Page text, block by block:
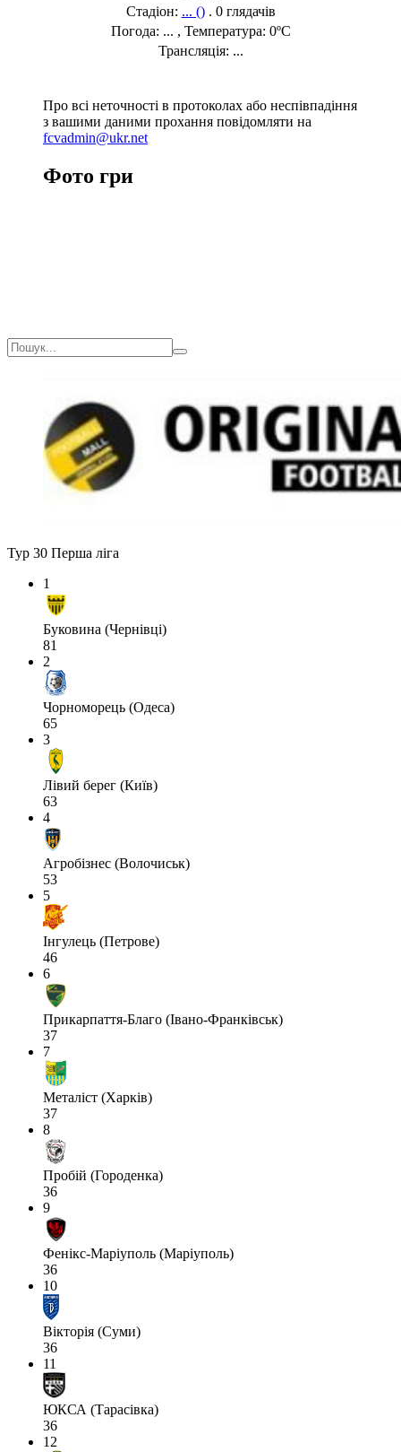
Стадіон: ... (). 0 глядачів
Погода: ... , Температура: 0ºC
Трансляція: ...
Про всі неточності в протоколах або неспівпадіння
з вашими даними прохання повідомляти на
fcvadmin@ukr.net
Фото гри
Тур 30 Перша ліга
1
Буковина (Чернівці)
81
2
Чорноморець (Одеса)
65
3
Лівий берег (Київ)
63
4
Агробізнес (Волочиськ)
53
5
Інгулець (Петрове)
46
6
Прикарпаття-Благо (Івано-Франківськ)
37
7
Металіст (Харків)
37
8
Пробій (Городенка)
36
9
Фенікс-Маріуполь (Маріуполь)
36
10
Вікторія (Суми)
36
11
ЮКСА (Тарасівка)
36
12